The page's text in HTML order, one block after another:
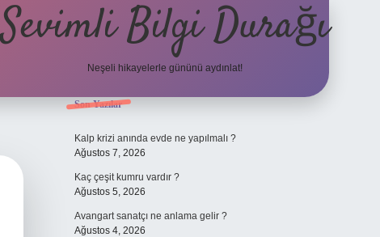
Sevimli Bilgi Durağı
Neşeli hikayelerle gününü aydınlat!
Sidebar
Son Yazılar
Kalp krizi anında evde ne yapılmalı ?
Ağustos 7, 2026
Kaç çeşit kumru vardır ?
Ağustos 5, 2026
Avangart sanatçı ne anlama gelir ?
Ağustos 4, 2026